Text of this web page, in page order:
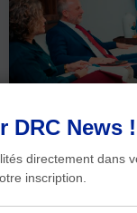
Sécurité
RDC : Judith
DRC News !
directement dans
inscription.